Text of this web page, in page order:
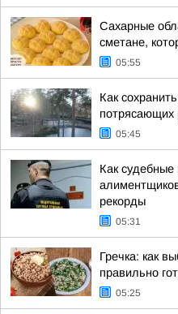
Сахарные
сметане,
05:55
Как
потрясающих
05:45
Как
рекорды
05:31
Гречка: как
правильно
05:25